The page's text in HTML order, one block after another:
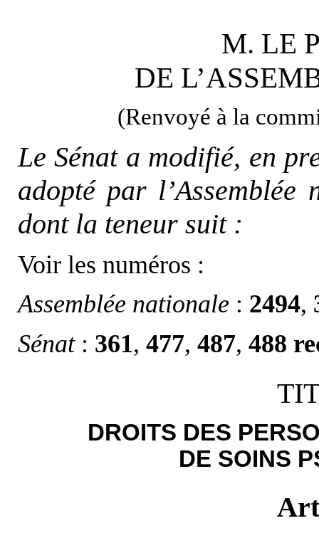
M. LE
DE
(Renvoyé à la
Le Sénat a modifié, en
adopté par l’Assemblée
dont la teneur suit :
Voir les numéros :
Assemblée nationale : 2494,
Sénat : 361, 477, 487, 488
DROITS DES
DE SOINS